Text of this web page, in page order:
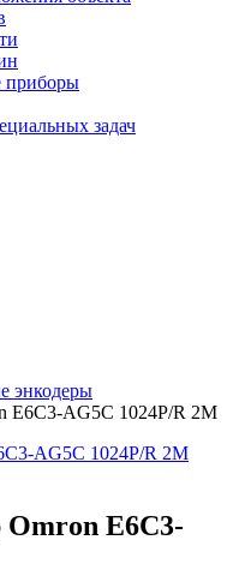
приборы
задач
энкодеры
E6C3-AG5C 1024P/R 2M
E6C3-